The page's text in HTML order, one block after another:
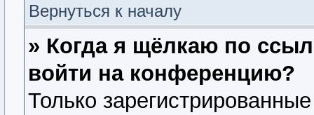
Вернуться к началу
» Когда я щёлкаю по
войти на конференцию?
Только